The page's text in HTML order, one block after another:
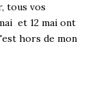
tous vos
et 12 mai ont
hors de mon